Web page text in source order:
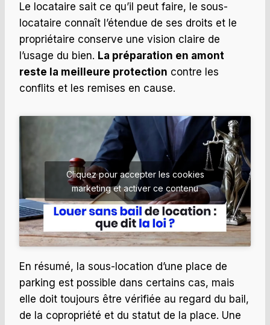
Le locataire sait ce qu’il peut faire, le sous-
locataire connaît l’étendue de ses droits et le
propriétaire conserve une vision claire de
l’usage du bien. La préparation en amont
reste la meilleure protection contre les
conflits et les remises en cause.
Cliquez pour accepter les cookies
marketing et activer ce contenu
En résumé, la sous-location d’une place de
parking est possible dans certains cas, mais
elle doit toujours être vérifiée au regard du bail,
de la copropriété et du statut de la place. Une